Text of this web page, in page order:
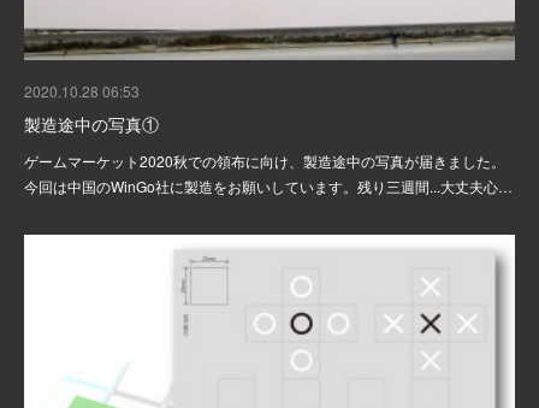
2020.10.28 06:53
製造途中の写真①
ゲームマーケット2020秋での領布に向け、製造途中の写真が届きました。
今回は中国のWinGo社に製造をお願いしています。残り三週間...大丈夫心…